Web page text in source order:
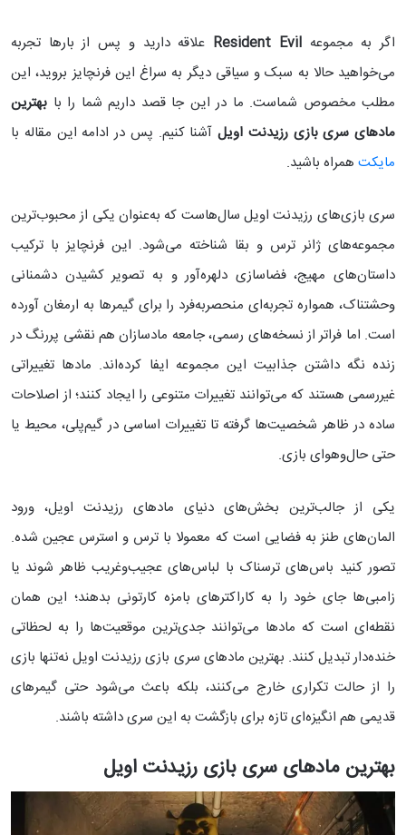
اگر به مجموعه Resident Evil
علاقه دارید و پس از بارها تجربه
می‌خواهید حالا به سبک و سیاقی دیگر به سراغ این فرنچایز بروید، این
مطلب مخصوص شماست. ما در این جا قصد داریم شما را با بهترین
مادهای سری بازی رزیدنت اویل آشنا کنیم. پس در ادامه این مقاله با
مایکت همراه باشید.
سری بازی‌های رزیدنت اویل سال‌هاست که به‌عنوان یکی از محبوب‌ترین
مجموعه‌های ژانر ترس و بقا شناخته می‌شود. این فرنچایز با ترکیب
داستان‌های مهیج، فضاسازی دلهره‌آور و به تصویر کشیدن دشمنانی
وحشتناک، همواره تجربه‌ای منحصربه‌فرد را برای گیمرها به ارمغان آورده
است. اما فراتر از نسخه‌های رسمی، جامعه مادسازان هم نقشی پررنگ در
زنده نگه داشتن جذابیت این مجموعه ایفا کرده‌اند. مادها تغییراتی
غیررسمی هستند که می‌توانند تغییرات متنوعی را ایجاد کنند؛ از اصلاحات
ساده در ظاهر شخصیت‌ها گرفته تا تغییرات اساسی در گیم‌پلی، محیط یا
حتی حال‌وهوای بازی.
یکی از جالب‌ترین بخش‌های دنیای مادهای رزیدنت اویل، ورود
المان‌های طنز به فضایی است که معمولا با ترس و استرس عجین شده.
تصور کنید باس‌های ترسناک با لباس‌های عجیب‌وغریب ظاهر شوند یا
زامبی‌ها جای خود را به کاراکترهای بامزه کارتونی بدهند؛ این همان
نقطه‌ای است که مادها می‌توانند جدی‌ترین موقعیت‌ها را به لحظاتی
خنده‌دار تبدیل کنند. بهترین مادهای سری بازی رزیدنت اویل نه‌تنها بازی
را از حالت تکراری خارج می‌کنند، بلکه باعث می‌شود حتی گیمرهای
قدیمی هم انگیزه‌ای تازه برای بازگشت به این سری داشته باشند.
بهترین مادهای سری بازی رزیدنت اویل